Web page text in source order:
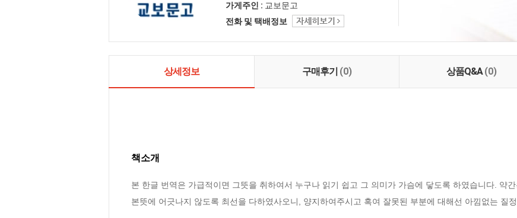
가게주인 : 교보문고
전화 및 택배정보
상세정보 구매후기 (0) 상품Q&A(0)
책소개
본 한글 번역은 가급적이면 그뜻을 취하여서 누구나 읽기 쉽고 그 의미가 가슴에 닿도록 하였습니다. 약
본뜻에 어긋나지 않도록 최선을 다하였사오니, 양지하여주시고 혹여 잘못된 부분에 대해선 아낌없는 질